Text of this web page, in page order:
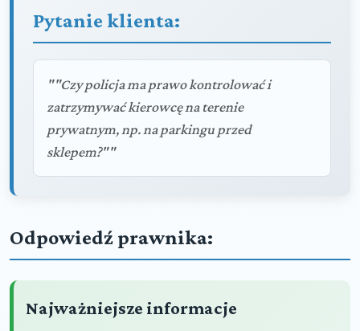
Pytanie klienta:
""Czy policja ma prawo kontrolować i
zatrzymywać kierowcę na terenie
prywatnym, np. na parkingu przed
sklepem?""
Odpowiedź prawnika:
Najważniejsze informacje